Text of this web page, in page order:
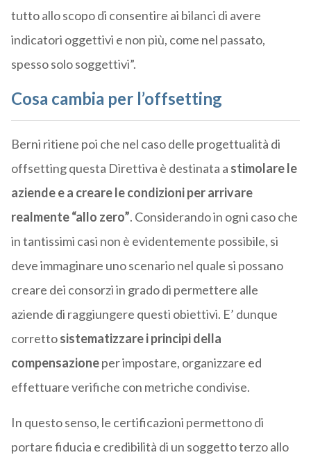
tutto allo scopo di consentire ai bilanci di avere
indicatori oggettivi e non più, come nel passato,
spesso solo soggettivi”.
Cosa cambia per l’offsetting
Berni ritiene poi che nel caso delle progettualità di
offsetting questa Direttiva è destinata a stimolare le
aziende e a creare le condizioni per arrivare
realmente “allo zero”. Considerando in ogni caso che
in tantissimi casi non è evidentemente possibile, si
deve immaginare uno scenario nel quale si possano
creare dei consorzi in grado di permettere alle
aziende di raggiungere questi obiettivi. E’ dunque
correttosistematizzare i principi della
compensazioneper impostare, organizzare ed
effettuare verifiche con metriche condivise.
In questo senso, le certificazioni permettono di
portare fiducia e credibilità di un soggetto terzo allo